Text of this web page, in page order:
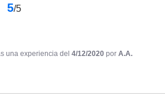
ALIEN GODDESS EDP
5/5
una experiencia del 4/12/2020 por A.A.